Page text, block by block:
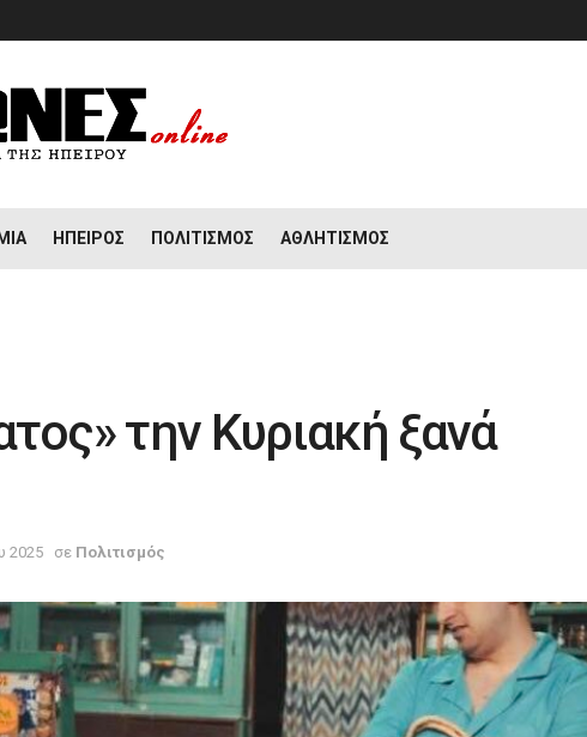
ΉΠΕΙΡΟΣ ΠΟΛΙΤΙΣΜΌΣ ΑΘΛΗΤΙΣΜΌΣ
την Κυριακή ξανά
2025 σε Πολιτισμός